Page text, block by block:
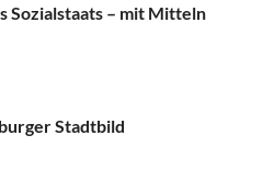
Sozialstaats – mit Mitteln
Stadtbild